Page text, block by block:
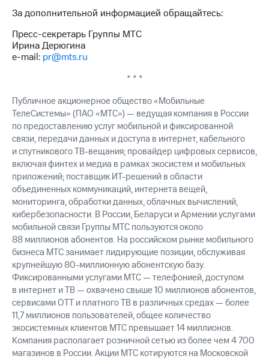
выкупа
Дивиденды
Рынок
облигаций
Уведомление
о
погашении
именных
облигаций
Другое
Регистратор
Реквизиты
Контакты
развитие
деловая этика
На главную
За дополнительной информацией обращайтесь:
Пресс-секретарь Группы МТС
Ирина Дерюгина
e-mail: pr@mts.ru
* * *
Публичное акционерное общество «Мобильные
ТелеСистемы» (ПАО «МТС») — ведущая компания в России
по предоставлению услуг мобильной и фиксированной
связи, передачи данных и доступа в интернет, кабельного
и спутникового ТВ-вещания; провайдер цифровых сервисов,
включая финтех и медиа в рамках экосистем и мобильных
приложений; поставщик ИТ-решений в области
объединенных коммуникаций, интернета вещей,
мониторинга, обработки данных, облачных вычислений,
кибербезопасности. В России, Беларуси и Армении услугами
мобильной связи Группы МТС пользуются около
88 миллионов абонентов. На российском рынке мобильного
бизнеса МТС занимает лидирующие позиции, обслуживая
крупнейшую 80-миллионную абонентскую базу.
Фиксированными услугами МТС — телефонией, доступом
в интернет и ТВ — охвачено свыше 10 миллионов абонентов,
сервисами OTT и платного ТВ в различных средах — более
11,7 миллионов пользователей, общее количество
экосистемных клиентов МТС превышает 14 миллионов.
Компания располагает розничной сетью из более чем 4 700
магазинов в России. Акции МТС котируются на Московской